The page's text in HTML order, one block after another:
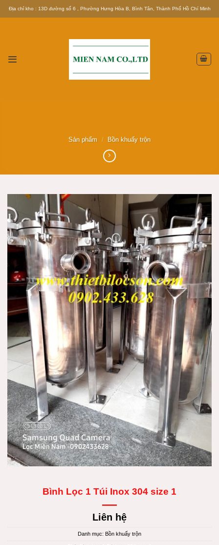
Địa chỉ kho : 13D đường số 6 , Phường Hưng Hòa B, Bình Tân, Thành Phố Hồ Chí Minh
Sản phẩm / Bồn khuấy trộn
Bình Lọc 1 Túi Inox 304 size 1
Liên hệ
Danh mục: Bồn khuấy trộn